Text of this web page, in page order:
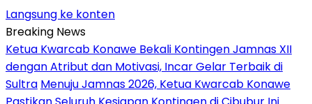
Langsung ke konten
Breaking News
Ketua Kwarcab Konawe Bekali Kontingen Jamnas XII
dengan Atribut dan Motivasi, Incar Gelar Terbaik di
Sultra Menuju Jamnas 2026, Ketua Kwarcab Konawe